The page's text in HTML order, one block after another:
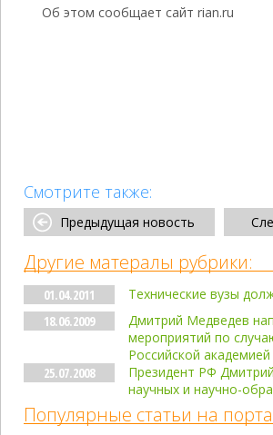
Об этом сообщает сайт rian.ru
Смотрите также:
Предыдущая новость
Другие матералы рубрики:
01.04.2011
Технические вузы
18.06.2009
Дмитрий Медведев
мероприятий по
Российской
25.07.2008
Президент РФ
научных и научно-
Популярные статьи на